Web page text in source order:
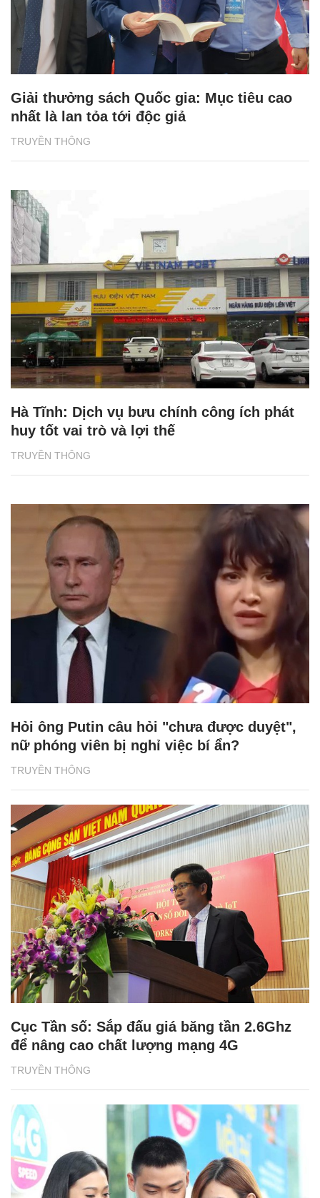
TRUYỀN THÔNG
Giải thưởng sách Quốc gia: Mục tiêu cao
nhất là lan tỏa tới độc giả
TRUYỀN THÔNG
Hà Tĩnh: Dịch vụ bưu chính công ích phát
huy tốt vai trò và lợi thế
TRUYỀN THÔNG
Hỏi ông Putin câu hỏi "chưa được duyệt",
nữ phóng viên bị nghỉ việc bí ẩn?
TRUYỀN THÔNG
Cục Tần số: Sắp đấu giá băng tần 2.6Ghz
để nâng cao chất lượng mạng 4G